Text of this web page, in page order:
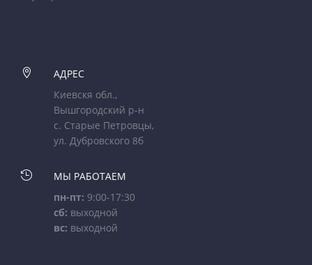

АДРЕС
Киевскя обл.,
Вышгородский р-н
с. Старые Петровцы,
ул. Дубровского 8б

МЫ РАБОТАЕМ
пн-пт: 9:00-17:30
сб: выходной
вс: выходной